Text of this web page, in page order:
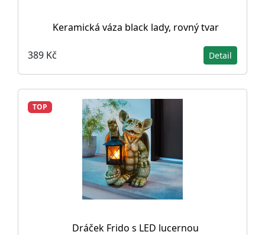
Keramická váza black lady, rovný tvar
389 Kč Detail
TOP
Dráček Frido s LED lucernou